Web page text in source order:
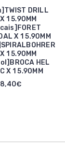
DRILL
1 5.90MM
X 1 5.90MM
1 5.90MM
HEL
X 1 5.90MM
8,40€